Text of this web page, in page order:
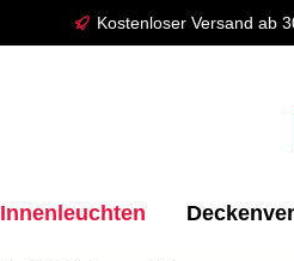
Kostenloser Versand ab
Innenleuchten